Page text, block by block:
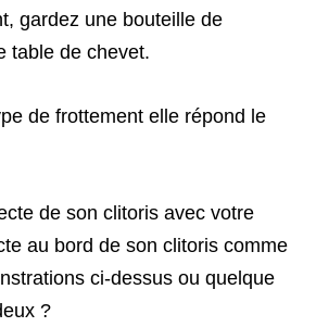
gardez une bouteille de
table de chevet.
de frottement elle répond le
de son clitoris avec votre
au bord de son clitoris comme
ci-dessus ou quelque
?